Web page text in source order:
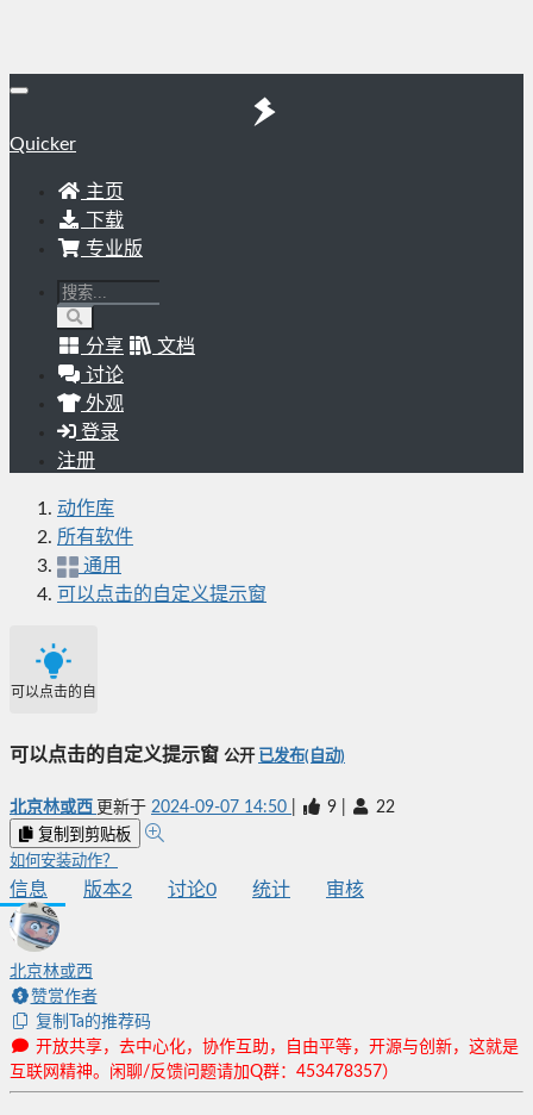
Quicker
主页
下载
专业版
分享
文档
讨论
外观
登录
注册
动作库
所有软件
通用
可以点击的自定义提示窗
可以点击的自定义提示窗
可以点击的自定义提示窗 公开 已发布(自动)
北京林或西 更新于 2024-09-07 14:50 9 22
复制到剪贴板
如何安装动作？
信息 版本2 讨论0 统计 审核
北京林或西
赞赏作者
复制Ta的推荐码
开放共享，去中心化，协作互助，自由平等，开源与创新，这就是
互联网精神。闲聊/反馈问题请加Q群：453478357）